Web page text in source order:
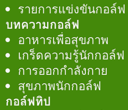
รายการแข่งขันกอล์ฟ
บทความกอล์ฟ
อาหารเพื่อสุขภาพ
เกร็ดความรู้นักกอล์ฟ
การออกกำลังกาย
สุขภาพนักกอล์ฟ
กอล์ฟทิป